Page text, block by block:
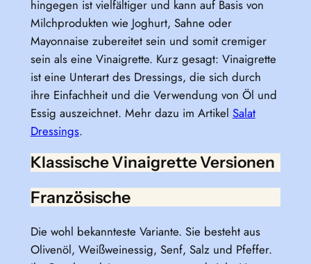
hingegen ist vielfältiger und kann auf Basis von
Milchprodukten wie Joghurt, Sahne oder
Mayonnaise zubereitet sein und somit cremiger
sein als eine Vinaigrette. Kurz gesagt: Vinaigrette
ist eine Unterart des Dressings, die sich durch
ihre Einfachheit und die Verwendung von Öl und
Essig auszeichnet. Mehr dazu im Artikel Salat
Dressings.
Klassische Vinaigrette Versionen
Französische
Die wohl bekannteste Variante. Sie besteht aus
Olivenöl, Weißweinessig, Senf, Salz und Pfeffer.